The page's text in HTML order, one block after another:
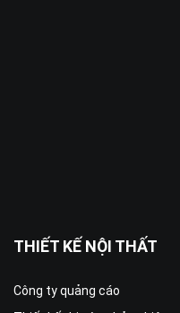
THIẾT KẾ NỘI THẤT
Công ty quảng cáo